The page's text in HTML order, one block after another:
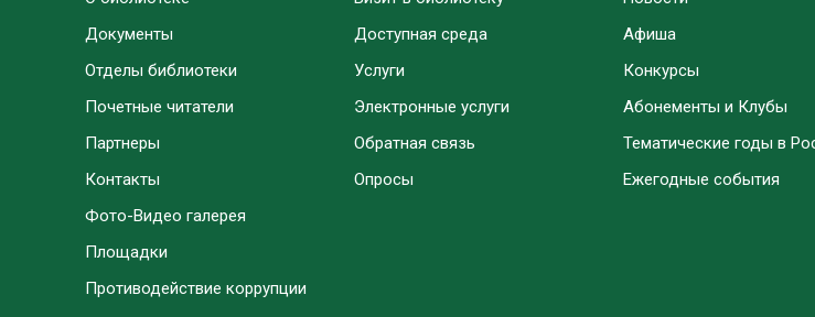
Документы
Отделы библиотеки
Почетные читатели
Партнеры
Контакты
Фото-Видео галерея
Площадки
Противодействие коррупции
Доступная среда
Услуги
Электронные услуги
Обратная связь
Опросы
Афиша
Конкурсы
Абонементы и Клубы
Тематические годы в
Ежегодные события